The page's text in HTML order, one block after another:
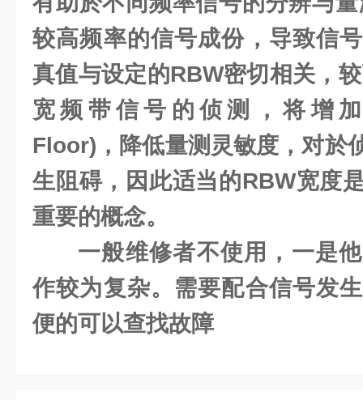
较高频率的信号成份，导致信
真值与设定的RBW密切相关，
宽频带信号的侦测，将增
Floor)，降低量测灵敏度，对於
生阻碍，因此适当的RBW宽度
重要的概念。
一般维修者不使用，一是
作较为复杂。需要配合信号发
便的可以查找故障